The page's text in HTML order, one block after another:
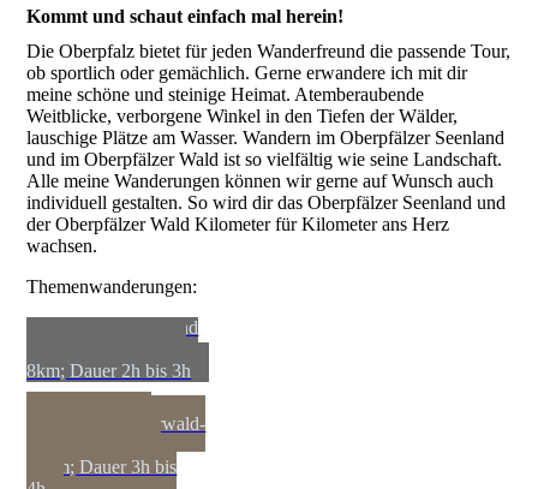
Kommt und schaut einfach mal herein!
Die Oberpfalz bietet für jeden Wanderfreund die passende Tour,
ob sportlich oder gemächlich. Gerne erwandere ich mit dir
meine schöne und steinige Heimat. Atemberaubende
Weitblicke, verborgene Winkel in den Tiefen der Wälder,
lauschige Plätze am Wasser. Wandern im Oberpfälzer Seenland
und im Oberpfälzer Wald ist so vielfältig wie seine Landschaft.
Alle meine Wanderungen können wir gerne auf Wunsch auch
individuell gestalten. So wird dir das Oberpfälzer Seenland und
der Oberpfälzer Wald Kilometer für Kilometer ans Herz
wachsen.
Themenwanderungen:
Wanderung 1: Rund
8km; Dauer 2h bis 3h
Wanderung 2:
Geotop 99-Tertiärwald-
12km; Dauer 3h bis